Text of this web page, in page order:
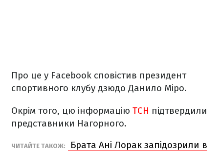
Про це у Facebook сповістив президент
спортивного клубу дзюдо Данило Міро.
Окрім того, цю інформацію ТСН підтвердили
представники Нагорного.
ЧИТАЙТЕ ТАКОЖ:
Брата Ані Лорак запідозрили в